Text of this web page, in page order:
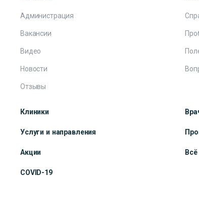
Администрация
Вакансии
Видео
Новости
Отзывы
Клиники
Услуги и направления
Акции
COVID-19